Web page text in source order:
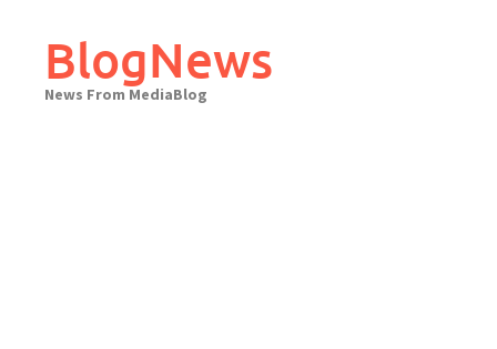
contentBlogNews
News From MediaBlog